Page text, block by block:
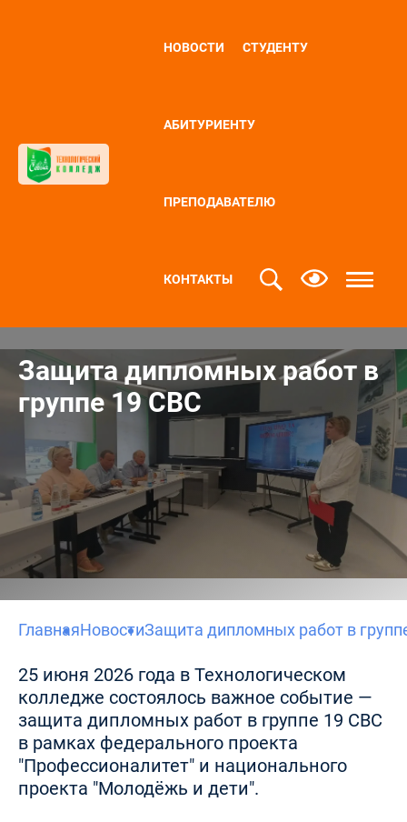
НОВОСТИ СТУДЕНТУ
АБИТУРИЕНТУ
ПРЕПОДАВАТЕЛЮ
КОНТАКТЫ
Защита дипломных работ в
группе 19 СВС
ГлавнаяНовостиЗащита дипломных работ в
25 июня 2026 года в Технологическом
колледже состоялось важное событие —
защита дипломных работ в группе 19 СВС
в рамках федерального проекта
"Профессионалитет" и национального
проекта "Молодёжь и дети".